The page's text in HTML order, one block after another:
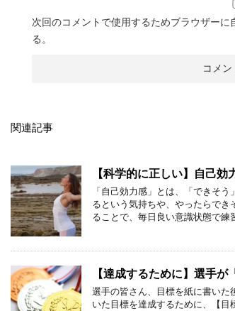
次回のコメントで使用するためブラウザー
る。
関連記事
【科学的に正しい】自己効
「自己効力感」とは、「できそ
るという気持ちや、やったらで
ることで、毎日良い意識状態で
【達成するために】選手
選手の皆さん、目標を紙に書い
いた目標を達成するために、【